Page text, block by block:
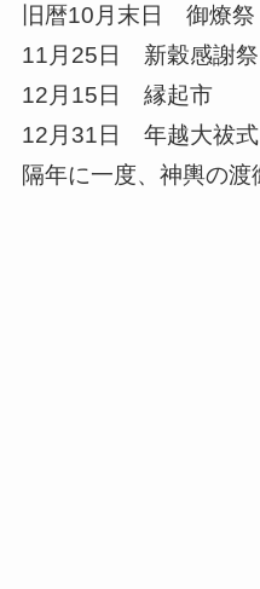
旧暦10月末日 御燎祭
11月25日 新穀感謝祭
12月15日 縁起市
12月31日 年越大祓式
隔年に一度、神輿の渡